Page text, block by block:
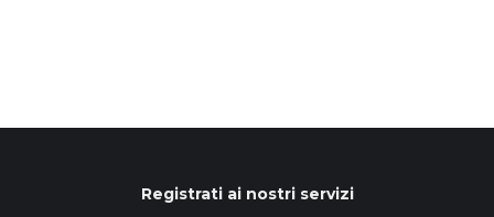
Registrati ai nostri servizi